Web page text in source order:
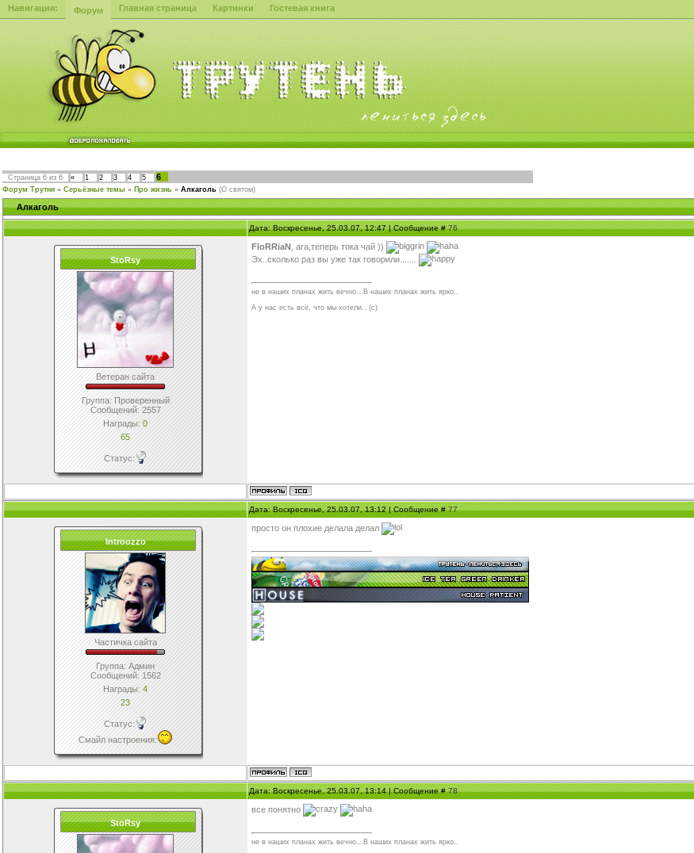
Навигация: Форум Главная страница Картинки Гостевая книга
Страница 6 из 6 « 1 2 3 4 5 6
Форум Трутня » Серьёзные темы » Про жизнь » Алкаголь (О святом)
Алкаголь
Дата: Воскресенье, 25.03.07, 12:47 | Сообщение #76
StoRsy
Ветеран сайта
Группа: Проверенный
Сообщений:2557
Награды:0
65
Статус:
FloRRiaN , ага,теперь тока чай ))
Эх..сколько раз вы уже так говорили.......
не в наших планах жить вечно...В наших планах жить ярко..
А у нас есть всё, что мы хотели.. (с)
Дата: Воскресенье, 25.03.07, 13:12 | Сообщение #77
Introozzo
Частичка сайта
Группа: Админ
Сообщений:1562
Награды:4
23
Статус:
Смайл настроения:
просто он плохие делала делал
Дата: Воскресенье, 25.03.07, 13:14 | Сообщение #78
StoRsy
все понятно
не в наших планах жить вечно...В наших планах жить ярко..